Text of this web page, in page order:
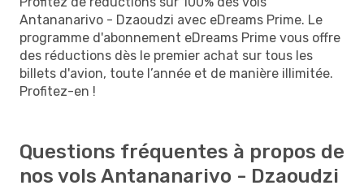
Antananarivo - Dzaoudzi avec eDreams Prime. Le
programme d'abonnement eDreams Prime vous offre
des réductions dès le premier achat sur tous les
billets d'avion, toute l’année et de manière illimitée.
Profitez-en !
Questions fréquentes à propos de
nos vols Antananarivo - Dzaoudzi